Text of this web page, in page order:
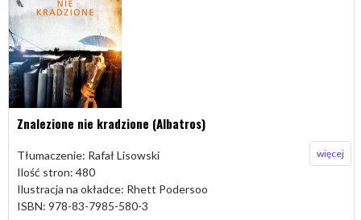
Znalezione nie kradzione (Albatros)
Tłumaczenie: Rafał Lisowski
Ilość stron: 480
Ilustracja na okładce: Rhett Podersoo
ISBN: 978-83-7985-580-3
więcej